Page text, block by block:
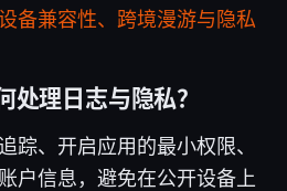
备兼容性、跨境漫游与隐私
处理日志与隐私？
踪、开启应用的最小权限、
户信息，避免在公开设备上